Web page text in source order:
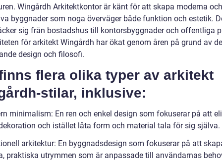
Wingårdh Arkitektkontor är känt för att skapa moderna och
byggnader som noga överväger både funktion och estetik.
sig från bostadshus till kontorsbyggnader och offentliga
för arkitekt Wingårdh har ökat genom åren på grund av
design och filosofi.
flera olika typer av arkitekt
stilar, inklusive:
minimalism: En ren och enkel design som fokuserar på att
och istället låta form och material tala för sig själva.
arkitektur: En byggnadsdesign som fokuserar på att
praktiska utrymmen som är anpassade till användarnas